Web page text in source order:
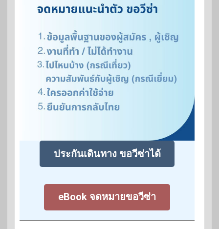
ประกันเดินทาง ขอวีซ่าได้
eBook จดหมายขอวีซ่า